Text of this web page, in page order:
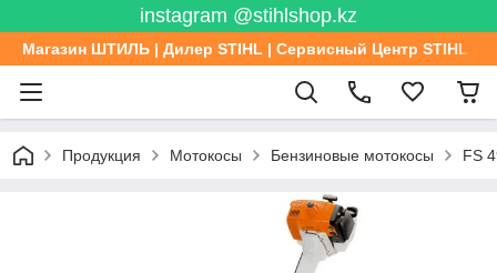
instagram @stihlshop.kz
Магазин ШТИЛЬ | Дилер STIHL | Сервисный Центр STIHL
Продукция Мотокосы Бензиновые мотокосы FS